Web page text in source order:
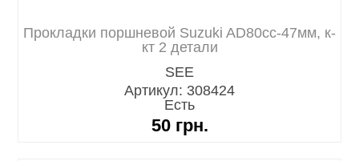
Прокладки поршневой Suzuki AD80cc-47мм, к-
кт 2 детали
SEE
Артикул: 308424
Есть
50 грн.